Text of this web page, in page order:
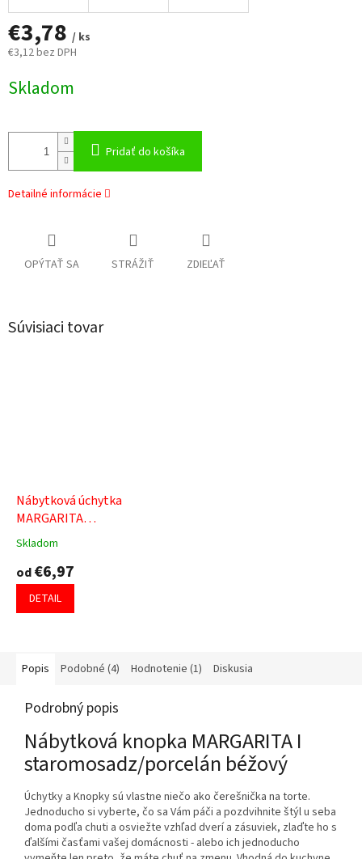
€3,78 / ks
€3,12 bez DPH
cena:
Skladom
Pridať do košíka
Detailné informácie
OPÝTAŤ SA STRÁŽIŤ ZDIEĽAŤ
Súvisiaci tovar
Nábytková úchytka
MARGARITA
staromosadz/porcelán
Priemerné
produktu
5,0
Skladom
od€6,97
DETAIL
Popis Podobné (4) Hodnotenie (1) Diskusia
Podrobný popis
Nábytková knopka MARGARITA I
staromosadz/porcelán béžový
Úchytky a Knopky sú vlastne niečo ako čerešnička na torte.
Jednoducho si vyberte, čo sa Vám páči a pozdvihnite štýl u seba
doma podľa chuti a osviežte vzhľad dverí a zásuviek, zlaďte ho s
ďalšími časťami vašej domácnosti - alebo ich jednoducho